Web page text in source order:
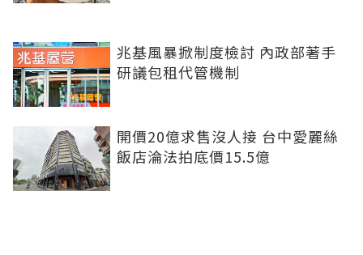
兆基風暴掀制度檢討 內政部著手
研議包租代管機制
開價20億求售沒人接 台中愛麗絲
飯店淪法拍底價15.5億